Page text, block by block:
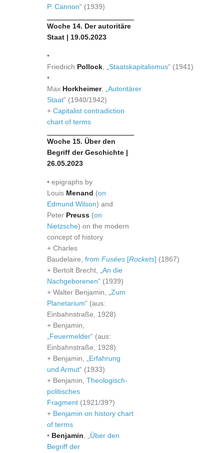
P. Cannon“ (1939)
Woche 14. Der autoritäre
Staat | 19.05.2023
•
Friedrich Pollock Staatskapitalismus“ (1941)
•
Max Horkheimer, „ Autoritärer
Staat“ (1940/1942)
+ Capitalist contradiction
chart of terms
Woche 15. Über den
Begriff der Geschichte |
26.05.2023
• epigraphs by
Louis Menand (on
Edmund Wilson) and
Peter Preuss (on
Nietzsche) on the modern
concept of history
+ Charles
Baudelaire, from Fusées [Rockets] (1867)
+ Bertolt Brecht, „ An die
Nachgeborenen“ (1939)
+ Walter Benjamin, „ Zum
Planetarium“ (aus:
Einbahnstraße, 1928)
+ Benjamin,
Feuermelder“ (aus:
Einbahnstraße, 1928)
+ Benjamin, „ Erfahrung
und Armut“ (1933)
+ Benjamin, Theologisch-
politisches
Fragment (1921/39?)
+ Benjamin on history chart
of terms
• Benjamin
Über den
Begriff der